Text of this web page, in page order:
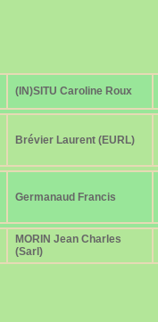
(IN)SITU Caroline Roux
Brévier Laurent (EURL)
Germanaud Francis
MORIN Jean Charles
(Sarl)